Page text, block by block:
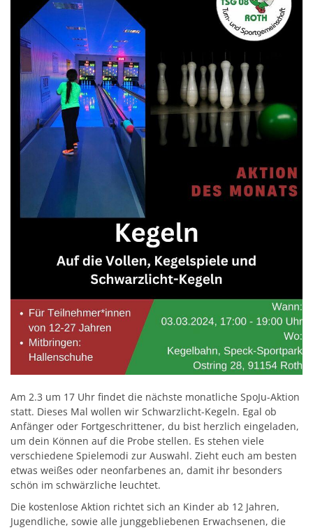
Am 2.3 um 17 Uhr findet die nächste monatliche SpoJu-Aktion
statt. Dieses Mal wollen wir Schwarzlicht-Kegeln. Egal ob
Anfänger oder Fortgeschrittener, du bist herzlich eingeladen,
um dein Können auf die Probe stellen. Es stehen viele
verschiedene Spielemodi zur Auswahl. Zieht euch am besten
etwas weißes oder neonfarbenes an, damit ihr besonders
schön im schwärzliche leuchtet.
Die kostenlose Aktion richtet sich an Kinder ab 12 Jahren,
Jugendliche, sowie alle junggebliebenen Erwachsenen, die